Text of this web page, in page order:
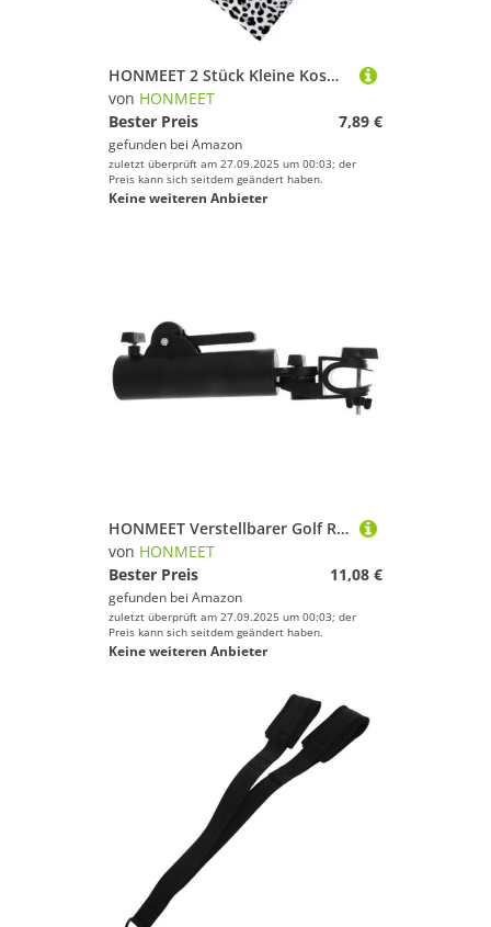
HONMEET 2 Stück Kleine Kosmetiktasche mit Leopardenmuster Tragbare Make up Tasche mit Reißverschluss Leichte Reise kulturbeutel für Damen Großer Stauraum Praktische Aufbewahrung für
von HONMEET
Bester Preis
7,89 €
gefunden bei Amazon
zuletzt überprüft am 27.09.2025 um 00:03; der
Preis kann sich seitdem geändert haben.
Keine weiteren Anbieter
HONMEET Verstellbarer Golf Regenschirmhalter Klemme für Golfwagen Stabile Windfeste Schirmhalterung Leicht und Langlebig Vielseitig Einsetzbar für Golfzubehör und Outdoor einsätze
von HONMEET
Bester Preis
11,08 €
gefunden bei Amazon
zuletzt überprüft am 27.09.2025 um 00:03; der
Preis kann sich seitdem geändert haben.
Keine weiteren Anbieter